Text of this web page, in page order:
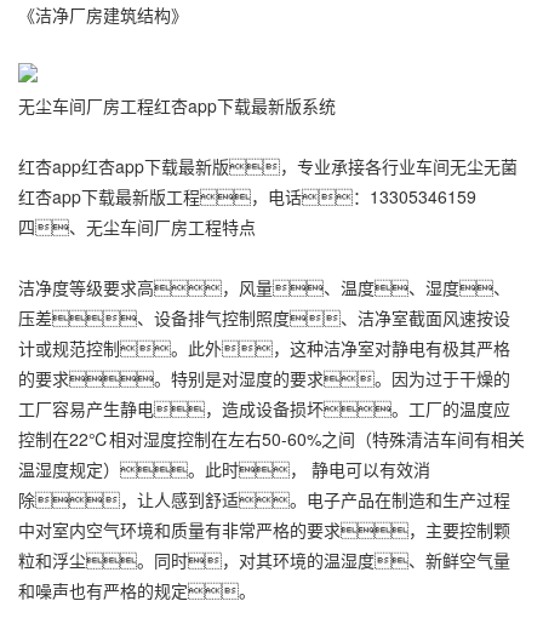
《洁净厂房建筑结构》
无尘车间厂房工程红杏app下载最新版系统
红杏app红杏app下载最新版，专业承接各行业车间无尘无菌
红杏app下载最新版工程，电话：13305346159
四、无尘车间厂房工程特点
洁净度等级要求高，风量、温度、湿度、
压差、设备排气控制照度、洁净室截面风速按设
计或规范控制。此外，这种洁净室对静电有极其严格
的要求。特别是对湿度的要求。因为过于干燥的
工厂容易产生静电，造成设备损坏。工厂的温度应
控制在22℃相对湿度控制在左右50-60%之间（特殊清洁车间有相关
温湿度规定）。此时， 静电可以有效消
除，让人感到舒适。电子产品在制造和生产过程
中对室内空气环境和质量有非常严格的要求，主要控制颗
粒和浮尘。同时，对其环境的温湿度、新鲜空气量
和噪声也有严格的规定。